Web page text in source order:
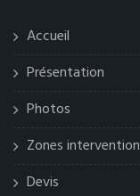
Accueil
Présentation
Photos
Zones intervention
Devis